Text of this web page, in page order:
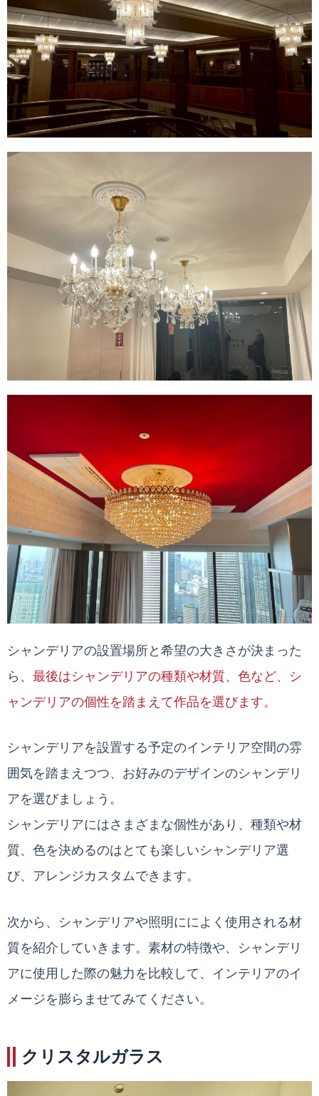
シャンデリアの設置場所と希望の大きさが決まった
ら、 最後はシャンデリアの種類や材質、色など、シ
ャンデリアの個性を踏まえて作品を選びます。
シャンデリアを設置する予定のインテリア空間の雰
囲気を踏まえつつ、お好みのデザインのシャンデリ
アを選びましょう。
シャンデリアにはさまざまな個性があり、種類や材
質、色を決めるのはとても楽しいシャンデリア選
び、アレンジカスタムできます。
次から、シャンデリアや照明にによく使用される材
質を紹介していきます。素材の特徴や、シャンデリ
アに使用した際の魅力を比較して、インテリアのイ
メージを膨らませてみてください。
クリスタルガラス